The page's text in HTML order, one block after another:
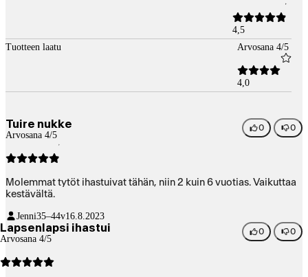
4,5
Tuotteen laatu
Arvosana 4/5
4,0
Tuire nukke
Arvosana 4/5
0 0
Molemmat tytöt ihastuivat tähän, niin 2 kuin 6 vuotias. Vaikuttaa
kestävältä.
Jenni35–44v16.8.2023
Lapsenlapsi ihastui
Arvosana 4/5
0 0